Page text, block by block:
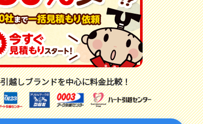
越しブランドを中心に料金比較！